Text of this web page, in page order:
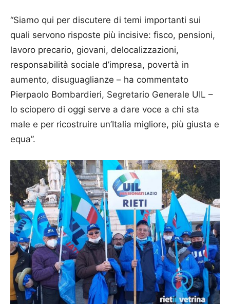
“Siamo qui per discutere di temi importanti sui
quali servono risposte più incisive: fisco, pensioni,
lavoro precario, giovani, delocalizzazioni,
responsabilità sociale d’impresa, povertà in
aumento, disuguaglianze – ha commentato
Pierpaolo Bombardieri, Segretario Generale UIL –
lo sciopero di oggi serve a dare voce a chi sta
male e per ricostruire un’Italia migliore, più giusta e
equa”.